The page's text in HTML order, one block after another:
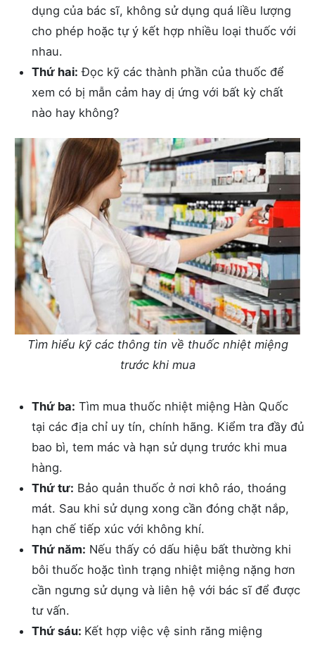
dụng của bác sĩ, không sử dụng quá liều lượng
cho phép hoặc tự ý kết hợp nhiều loại thuốc với
nhau.
Thứ hai: Đọc kỹ các thành phần của thuốc để
xem có bị mẫn cảm hay dị ứng với bất kỳ chất
nào hay không?
Tìm hiểu kỹ các thông tin về thuốc nhiệt miệng
trước khi mua
Thứ ba: Tìm mua thuốc nhiệt miệng Hàn Quốc
tại các địa chỉ uy tín, chính hãng. Kiểm tra đầy đủ
bao bì, tem mác và hạn sử dụng trước khi mua
hàng.
Thứ tư: Bảo quản thuốc ở nơi khô ráo, thoáng
mát. Sau khi sử dụng xong cần đóng chặt nắp,
hạn chế tiếp xúc với không khí.
Thứ năm: Nếu thấy có dấu hiệu bất thường khi
bôi thuốc hoặc tình trạng nhiệt miệng nặng hơn
cần ngưng sử dụng và liên hệ với bác sĩ để được
tư vấn.
Thứ sáu: Kết hợp việc vệ sinh răng miệng